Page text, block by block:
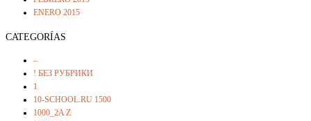
ENERO 2015
CATEGORÍAS
–
! БЕЗ РУБРИКИ
1
10-SCHOOL.RU 1500
1000_2A Z